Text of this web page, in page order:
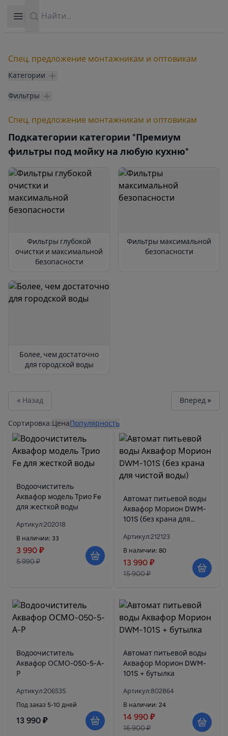
Open sidebar
Спец. предложение монтажникам и оптовикам
Категории
Фильтры
Спец. предложение монтажникам и оптовикам
Подкатегории категории "Премиум
фильтры под мойку на любую кухню"
Фильтры глубокой
очистки и максимальной
безопасности
Фильтры максимальной
безопасности
Более, чем достаточно
для городской воды
« Назад Вперед »
Продукты
Сортировка:ЦенаПопулярность
Водоочиститель
Аквафор модель Трио Fe
для жесткой воды
Артикул:202018
В наличии: 33
3 990 ₽
5 990 ₽
Автомат питьевой воды
Аквафор Морион DWM-
101S (без крана для
Артикул:212123
В наличии: 80
13 990 ₽
15 900 ₽
Водоочиститель
Аквафор ОСМО-050-5-А-
Р
Артикул:206535
Под заказ 5-10 дней
13 990 ₽
Автомат питьевой воды
Аквафор Морион DWM-
101S + бутылка
Артикул:802864
В наличии: 24
14 990 ₽
16 900 ₽